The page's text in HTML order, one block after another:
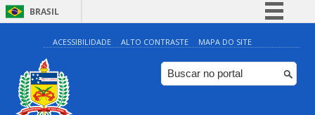
BRASIL
Simplifique!
Comunica BR
Participe
ACESSIBILIDADE ALTO CONTRASTE MAPA DO SITE